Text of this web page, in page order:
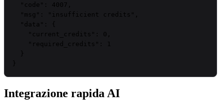
"code" : 4007
"msg" : "insufficient credits"
"data" : {
"current_credits" : 0
"required_credits" :
1
}
Integrazione rapida AI